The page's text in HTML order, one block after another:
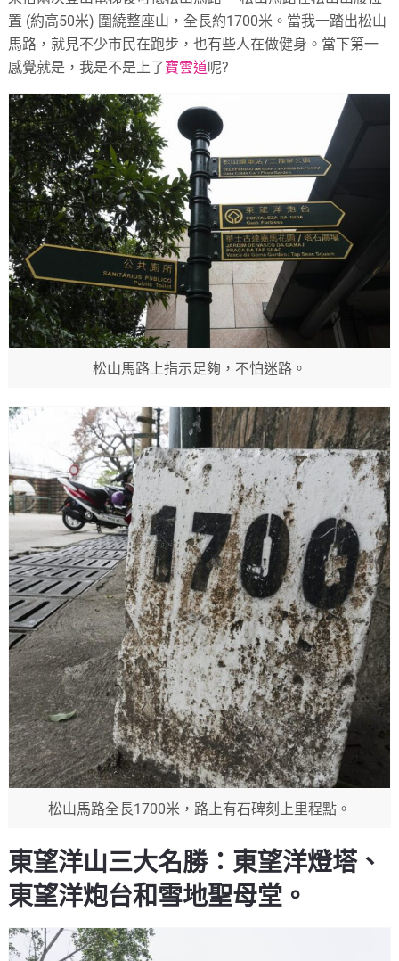
置 (約高50米) 圍繞整座山，全長約1700米。當我一踏出松山
馬路，就見不少市民在跑步，也有些人在做健身。當下第一
感覺就是，我是不是上了寶雲道呢?
松山馬路上指示足夠，不怕迷路。
松山馬路全長1700米，路上有石碑刻上里程點。
東望洋山三大名勝：東望洋燈塔、
東望洋炮台和雪地聖母堂。